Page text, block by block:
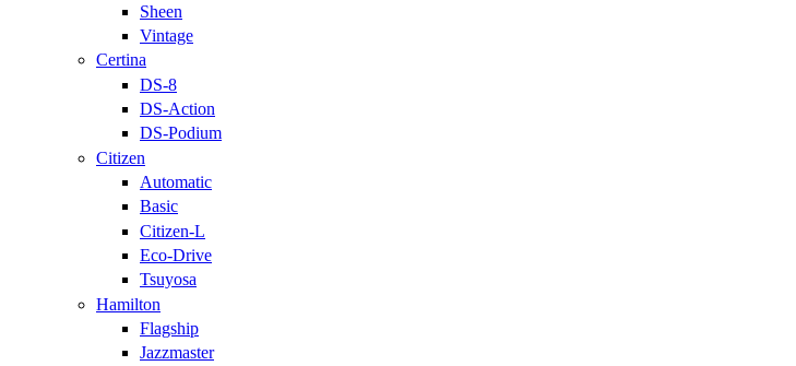
Sheen
Vintage
Certina
DS-8
DS-Action
DS-Podium
Citizen
Automatic
Basic
Citizen-L
Eco-Drive
Tsuyosa
Hamilton
Flagship
Jazzmaster